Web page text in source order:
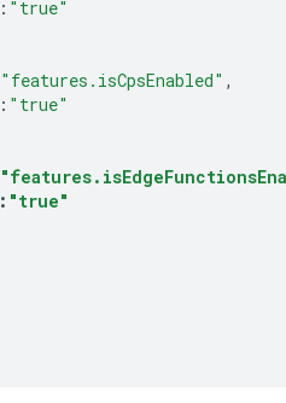
: "true"
"features.isCpsEnabled" ,
: "true"
: "true"